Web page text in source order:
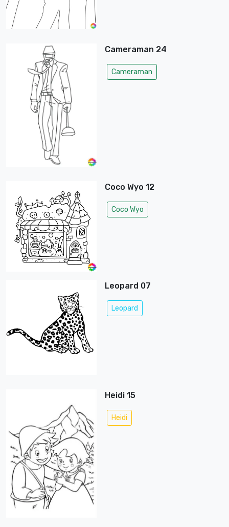
Cameraman 24
Cameraman
Coco Wyo 12
Coco Wyo
Leopard 07
Leopard
Heidi 15
Heidi